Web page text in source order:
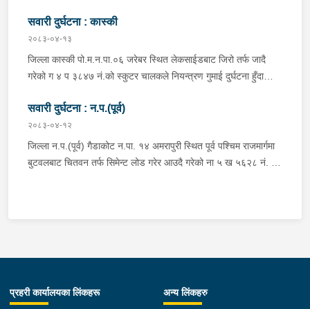
भइरहेको ।
जिल्ला गोरखा सहिदलखन गा.पा.१ बक्राङ बस्ने वर्ष ३४ को विवश वि.क,
सवार वर्ष २७ को शंकर बिश्वकर्मा, शंकर वि.क को छोरी १५ महिनाकी प्रभा
विश्वकर्मा, बस चालक जिल्ला गोरखा पालुङटार न.पा.६ बस्ने वर्ष ३० को
मिलन गुरुङ. गोरखा न.पा.१३ देउराली बस्ने वर्ष ४२ को कृष्णा राम नराल
पठाएको ।
सवारी दुर्घटना : कास्की
२०८३-०४-१३
जिल्ला कास्की पो.म.न.पा.०६ जरेबर स्थित लेकसाईडबाट जिरो तर्फ जादै
गरेको ग ४ प ३८४७ नं.को स्कुटर चालकले नियन्त्रण गुमाई दुर्घटना हुँदा
अर्चलबोट बस्ने बर्ष २४ कि शान्ति नेपाली घाईते भई उपचारको लागि G.M.C
अस्पताल पठाइएको ।
सवारी दुर्घटना : न.प.(पूर्व)
२०८३-०४-१२
जिल्ला न.प.(पूर्व) गैडाकोट न.पा. १४ अमरापुरी स्थित पूर्व पश्चिम राजमार्गमा
बुटवलबाट चितवन तर्फ सिमेन्ट लोड गरेर आउदै गरेको ना ५ ख ५६२८ नं. को
न.पा. वडा न. १७ रजहर बस्ने बर्ष ४० को लेस नारायण थारुलाई नियन्त्रणमा
प्रहरी कार्यालयका लिंकहरू
अन्य लिंकहरु